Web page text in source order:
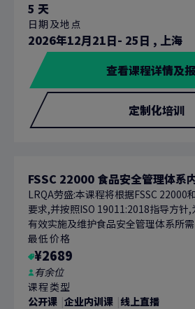
5 天
日期及地点
2026年12月21日- 25日 , 上海
查看课程详情及
定制化培训
FSSC 22000 食品安全管理体系
LRQA劳盛:本课程将根据FSSC 22000
要求,并按照ISO 19011:2018指导方针
有效实施及维护食品安全管理体系所
最低价格
¥2689
有余位
课程类型
公开课 企业内训课 线上直播